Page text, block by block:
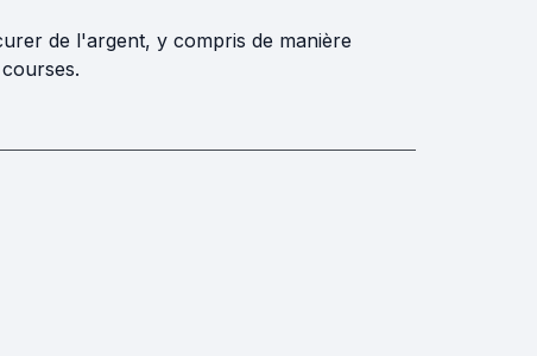
de l'argent, y compris de manière